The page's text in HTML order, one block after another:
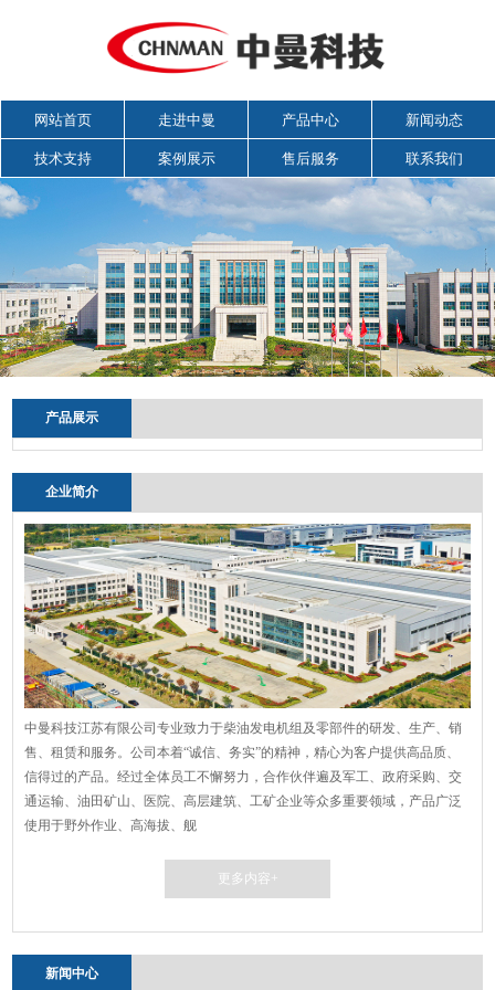
网站首页 走进中曼 产品中心 新闻动态
技术支持 案例展示 售后服务 联系我们
产品展示
企业简介
中曼科技江苏有限公司专业致力于柴油发电机组及零部件的研发、生产、销
售、租赁和服务。公司本着“诚信、务实”的精神，精心为客户提供高品质、
信得过的产品。经过全体员工不懈努力，合作伙伴遍及军工、政府采购、交
通运输、油田矿山、医院、高层建筑、工矿企业等众多重要领域，产品广泛
使用于野外作业、高海拔、舰
更多内容+
新闻中心